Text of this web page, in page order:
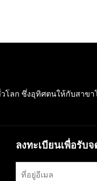
โลก ซึ่งอุทิศตนให้กับสาขา
ลงทะเบียนเพื่อรับ